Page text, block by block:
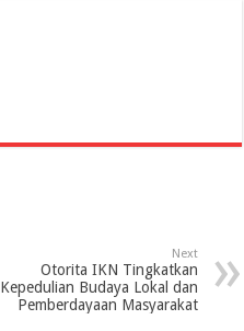
Next
Otorita IKN Tingkatkan
Kepedulian Budaya Lokal dan
Pemberdayaan Masyarakat